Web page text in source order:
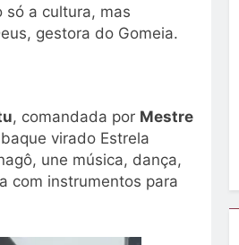
a cultura, mas
gestora do Gomeia.
, comandada por Mestre
virado Estrela
une música, dança,
com instrumentos para